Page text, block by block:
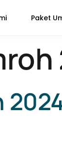
Paket